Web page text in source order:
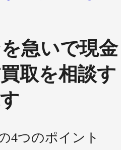
急いで現金
買取を相談す
4つのポイント